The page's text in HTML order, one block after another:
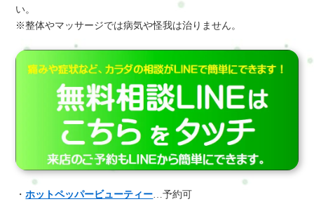
い。
※整体やマッサージでは病気や怪我は治りません。
・ホットペッパービューティー …予約可